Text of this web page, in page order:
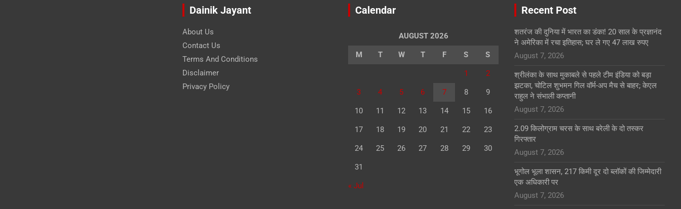
Dainik Jayant
About Us
Contact Us
Terms And Conditions
Disclaimer
Privacy Policy
Calendar
AUGUST 2026
M T W T F S S
1 2
3 4 5 6 7 8 9
10 11 12 13 14 15 16
17 18 19 20 21 22 23
24 25 26 27 28 29 30
31
« Jul
Recent Post
शतरंज की दुनिया में भारत का डंका! 20 साल के प्रज्ञानंद
ने अमेरिका में रचा इतिहास; घर ले गए 47 लाख रुपए
August 7, 2026
श्रीलंका के साथ मुकाबले से पहले टीम इंडिया को बड़ा
झटका, चोटिल शुभमन गिल वॉर्म-अप मैच से बाहर; केएल
राहुल ने संभाली कप्तानी
August 7, 2026
2.09 किलोग्राम चरस के साथ बरेली के दो तस्कर
गिरफ्तार
August 7, 2026
भूगोल भूला शासन, 217 किमी दूर दो ब्लॉकों की जिम्मेदारी
एक अधिकारी पर
August 7, 2026